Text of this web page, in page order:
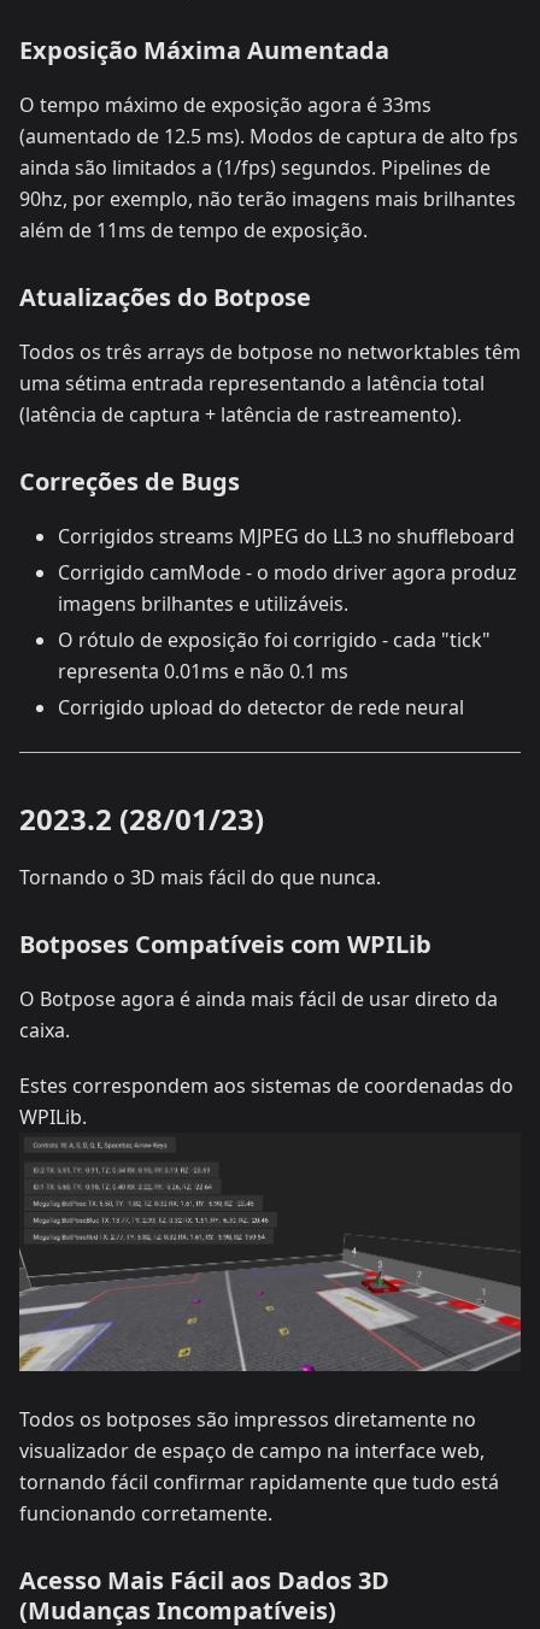
Exposição Máxima Aumentada
O tempo máximo de exposição agora é 33ms
(aumentado de 12.5 ms). Modos de captura de alto fps
ainda são limitados a (1/fps) segundos. Pipelines de
90hz, por exemplo, não terão imagens mais brilhantes
além de 11ms de tempo de exposição.
Atualizações do Botpose
Todos os três arrays de botpose no networktables têm
uma sétima entrada representando a latência total
(latência de captura + latência de rastreamento).
Correções de Bugs
Corrigidos streams MJPEG do LL3 no shuffleboard
Corrigido camMode - o modo driver agora produz
imagens brilhantes e utilizáveis.
O rótulo de exposição foi corrigido - cada "tick"
representa 0.01ms e não 0.1 ms
Corrigido upload do detector de rede neural
2023.2 (28/01/23)
Tornando o 3D mais fácil do que nunca.
Botposes Compatíveis com WPILib
O Botpose agora é ainda mais fácil de usar direto da
caixa.
Estes correspondem aos sistemas de coordenadas do
WPILib.
Todos os botposes são impressos diretamente no
visualizador de espaço de campo na interface web,
tornando fácil confirmar rapidamente que tudo está
funcionando corretamente.
Acesso Mais Fácil aos Dados 3D
(Mudanças Incompatíveis)